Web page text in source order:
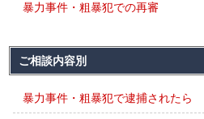
暴力事件・粗暴犯での再審
ご相談内容別
暴力事件・粗暴犯で逮捕されたら